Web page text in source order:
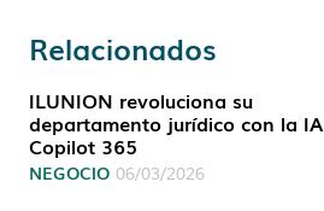
Relacionados
ILUNION revoluciona su
departamento jurídico con la IA
Copilot 365
NEGOCIO 06/03/2026